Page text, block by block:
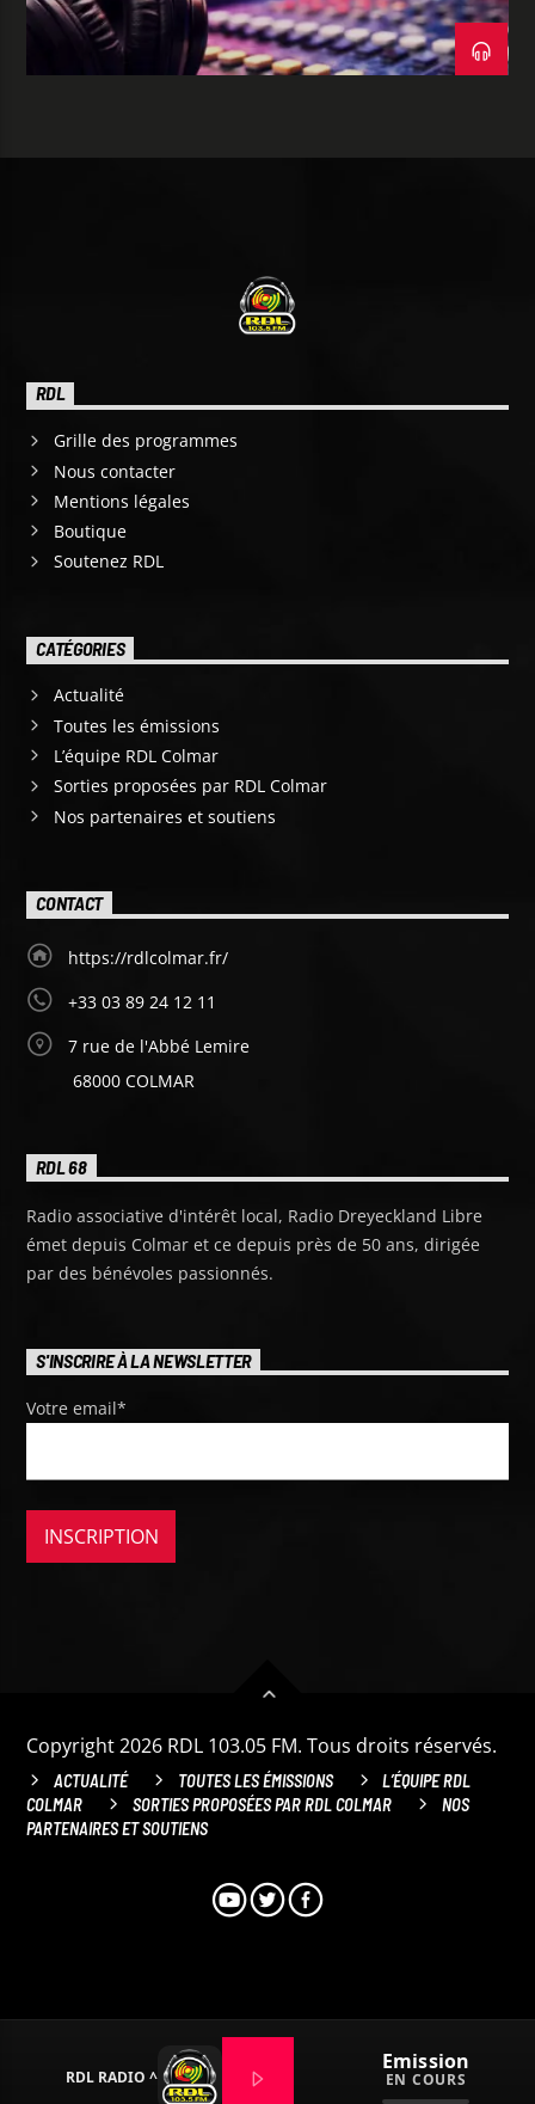
RDL
Grille des programmes
Nous contacter
Mentions légales
Boutique
Soutenez RDL
CATÉGORIES
Actualité
Toutes les émissions
L’équipe RDL Colmar
Sorties proposées par RDL Colmar
Nos partenaires et soutiens
CONTACT
https://rdlcolmar.fr/
+33 03 89 24 12 11
7 rue de l'Abbé Lemire
68000 COLMAR
RDL 68
Radio associative d'intérêt local, Radio Dreyeckland Libre
émet depuis Colmar et ce depuis près de 50 ans, dirigée
par des bénévoles passionnés.
S'INSCRIRE À LA NEWSLETTER
Votre email*
Copyright 2026 RDL 103.05 FM. Tous droits réservés.
ACTUALITÉ TOUTES LES ÉMISSIONS
L’ÉQUIPE RDL
COLMAR
SORTIES PROPOSÉES PAR RDL COLMAR
NOS
PARTENAIRES ET SOUTIENS
Emission
EN COURS
RDL RADIO ^